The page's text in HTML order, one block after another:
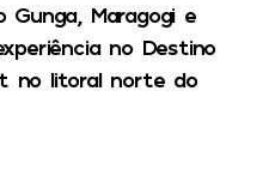
Gunga, Maragogi e
no Destino
no litoral norte do